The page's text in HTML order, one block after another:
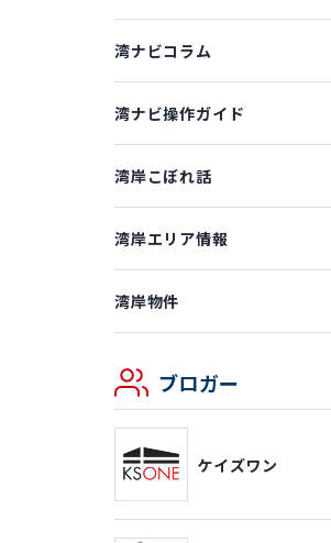
湾ナビコラム
湾ナビ操作ガイド
湾岸こぼれ話
湾岸エリア情報
湾岸物件
ブロガー
ケイズワン